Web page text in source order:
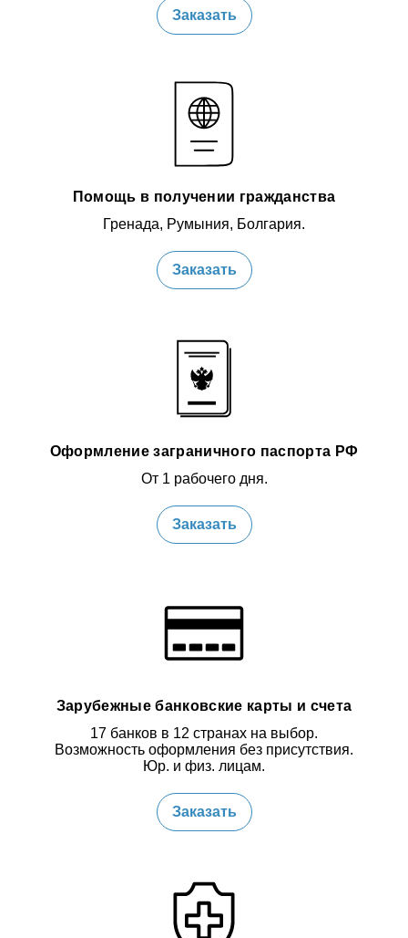
Заказать
Помощь в получении гражданства
Гренада, Румыния, Болгария.
Заказать
Оформление заграничного паспорта РФ
От 1 рабочего дня.
Заказать
Зарубежные банковские карты и счета
17 банков в 12 странах на выбор.
Возможность оформления без присутствия.
Юр. и физ. лицам.
Заказать